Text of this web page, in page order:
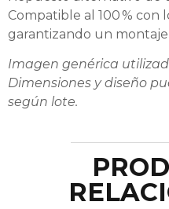
Compatible al 100 % con
garantizando un
Imagen genérica
Dimensiones y diseño
según lote.